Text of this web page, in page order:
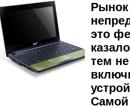
Рынок
это
тем
Самой